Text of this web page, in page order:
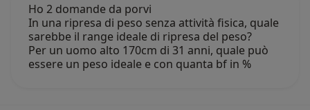
Ho 2 domande da porvi
In una ripresa di peso senza attività fisica, quale
sarebbe il range ideale di ripresa del peso?
Per un uomo alto 170cm di 31 anni, quale può
essere un peso ideale e con quanta bf in %